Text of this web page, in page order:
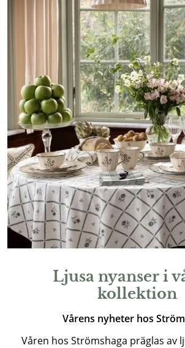
Ljusa nyanser i
kollektion
Vårens nyheter hos
Våren hos Strömshaga präglas av